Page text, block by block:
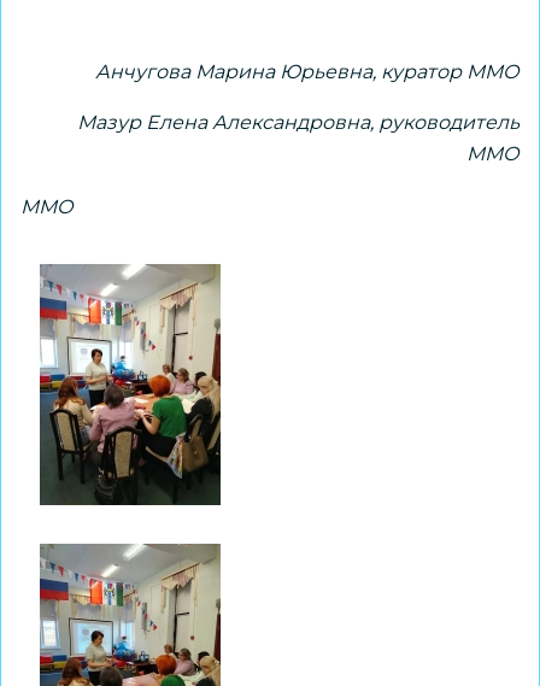
Анчугова Марина Юрьевна, куратор ММО
Мазур Елена Александровна, руководитель
ММО
ММО